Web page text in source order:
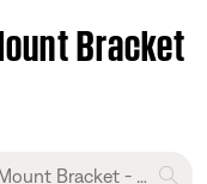
Bracket